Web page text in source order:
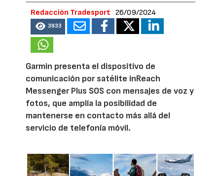
Redacción Tradesport 26/09/2024
3933
Garmin presenta el dispositivo de
comunicación por satélite inReach
Messenger Plus SOS con mensajes de voz y
fotos, que amplía la posibilidad de
mantenerse en contacto más allá del
servicio de telefonía móvil.